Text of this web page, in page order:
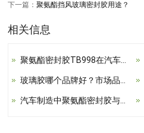
下一篇：聚氨酯挡风玻璃密封胶用途？
相关信息
聚氨酯密封胶TB998在汽车运用中的重要性
汽车制造中聚氨酯密封胶与钣金胶的完美融合